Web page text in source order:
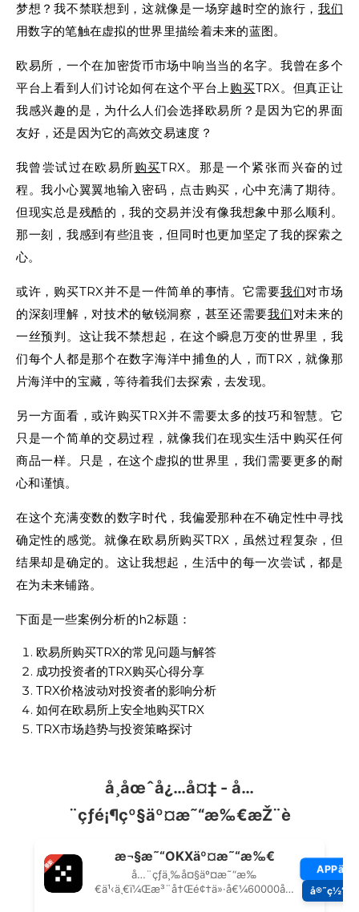
梦想？我不禁联想到，这就像是一场穿越时空的旅行， 我们
用数字的笔触在虚拟的世界里描绘着未来的蓝图。
欧易所，一个在加密货币市场中响当当的名字。我曾在多个
平台上看到人们讨论如何在这个平台上购买TRX。但真正让
我感兴趣的是，为什么人们会选择欧易所？是因为它的界面
友好，还是因为它的高效交易速度？
我曾尝试过在欧易所购买TRX。那是一个紧张而兴奋的过
程。我小心翼翼地输入密码，点击购买，心中充满了期待。
但现实总是残酷的，我的交易并没有像我想象中那么顺利。
那一刻，我感到有些沮丧，但同时也更加坚定了我的探索之
心。
或许，购买TRX并不是一件简单的事情。它需要我们对市场
的深刻理解，对技术的敏锐洞察，甚至还需要我们对未来的
一丝预判。这让我不禁想起，在这个瞬息万变的世界里，我
们每个人都是那个在数字海洋中捕鱼的人，而TRX，就像那
片海洋中的宝藏，等待着我们去探索，去发现。
另一方面看，或许购买TRX并不需要太多的技巧和智慧。它
只是一个简单的交易过程，就像我们在现实生活中购买任何
商品一样。只是，在这个虚拟的世界里，我们需要更多的耐
心和谨慎。
在这个充满变数的数字时代，我偏爱那种在不确定性中寻找
确定性的感觉。就像在欧易所购买TRX，虽然过程复杂，但
结果却是确定的。这让我想起，生活中的每一次尝试，都是
在为未来铺路。
下面是一些案例分析的h2标题：
欧易所购买TRX的常见问题与解答
成功投资者的TRX购买心得分享
TRX价格波动对投资者的影响分析
如何在欧易所上安全地购买TRX
TRX市场趋势与投资策略探讨